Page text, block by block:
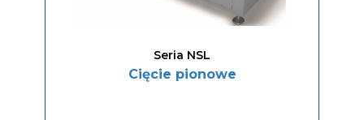
Seria NSL
Cięcie pionowe